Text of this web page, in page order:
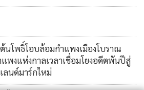
รอง ผกก.สส.สภ.ท่าพระ อ.เมือง
การทดลองการใช้อาวุธปืน 2 ชนิดยิง
กับพลาสติก ที่นำมาใช้เป็นเสื้อเกราะ
อเกราะกันกระสุนจากทีมอาจารย์นัก
สอบอาวุธปืน 2 ขนาด ทั้ง 9 มม. และ
เมินในครั้งที่ 1 ด้วยกระสุนขนาด 9 มม.
นโพธิ์โอบล้อมกำแพงเมืองโบราณ
พงแห่งกาลเวลาเชื่อมโยงอดีตพันปีสู่
นด์มาร์กใหม่